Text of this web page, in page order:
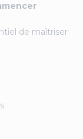
de maîtriser